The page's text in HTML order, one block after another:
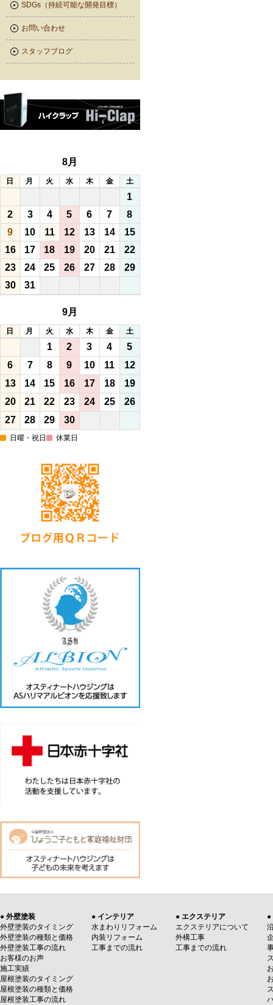
SDGs（持続可能な開発目標）
お問い合わせ
スタッフブログ
8月
日 月 火 水 木 金 土
1
2
3 4 5 6 7
8
9
10 11 12 13 14
15
16
17 18 19 20 21
22
23
24 25 26 27 28
29
30
31
9月
日 月 火 水 木 金 土
1 2 3 4
5
6
7 8 9 10 11
12
13
14 15 16 17 18
19
20
21 22 23 24 25
26
27
28 29 30
日曜・祝日 休業日
● 外壁塗装
外壁塗装のタイミング
外壁塗装の種類と価格
外壁塗装工事の流れ
お客様のお声
施工実績
屋根塗装のタイミング
屋根塗装の種類と価格
屋根塗装工事の流れ
● インテリア
水まわりリフォーム
内装リフォーム
工事までの流れ
● エクステリア
エクステリアについて
外構工事
工事までの流れ
●